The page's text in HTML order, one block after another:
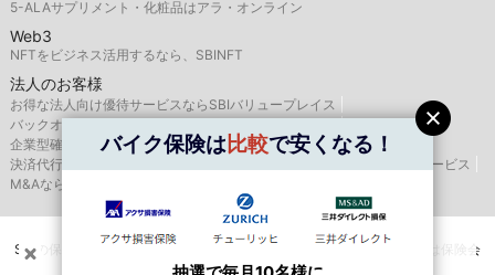
5-ALAサプリメント・化粧品はアラ・オンライン
Web3
NFTをビジネス活用するなら、SBINFT
法人のお客様
お得な法人向け優待サービスならSBIバリュープレイス
バックオフィス支援はSBIビジネス・ソリューションズ
企業型確定拠出年金のSBIベネフィット・システムズ
決済代行サービスはゼウス
航空機・船舶リースならSBIリーシングサービス
M&AならSBI辻・本郷M&A
SBIの保険比較インズウェブを運営するSBIホールディングス株式会社は保険会
バイク保険は 比較で安くなる！
選べるぐるめカード（1100円分）